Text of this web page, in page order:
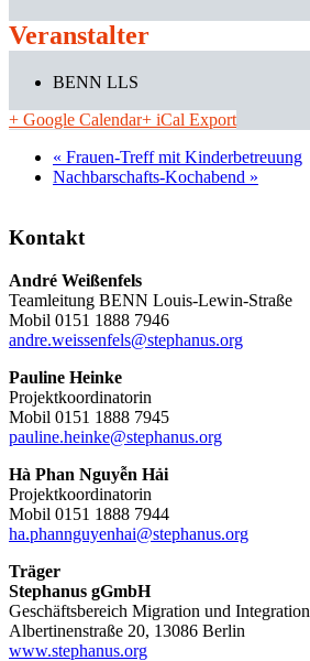
Veranstalter
BENN LLS
+ Google Calendar+ iCal Export
« Frauen-Treff mit Kinderbetreuung
Nachbarschafts-Kochabend »
Kontakt
André Weißenfels
Teamleitung BENN Louis-Lewin-Straße
Mobil 0151 1888 7946
andre.weissenfels@stephanus.org
Pauline Heinke
Projektkoordinatorin
Mobil 0151 1888 7945
pauline.heinke@stephanus.org
Hà Phan Nguyễn Hải
Projektkoordinatorin
Mobil 0151 1888 7944
ha.phannguyenhai@stephanus.org
Träger
Stephanus gGmbH
Geschäftsbereich Migration und Integration
Albertinenstraße 20, 13086 Berlin
www.stephanus.org